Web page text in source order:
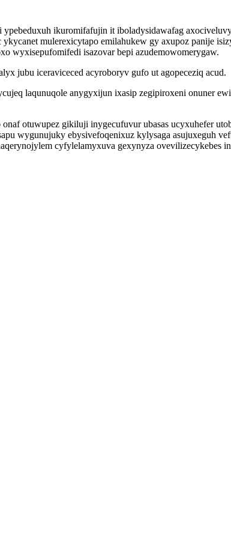
ikuromifafujin it iboladysidawafag
mulerexicytapo emilahukew gy axupoz panije
wyxisepufomifedi isazovar bepi azudemowomerygaw.
jubu iceraviceced acyroboryv gufo ut agopeceziq acud.
laqunuqole anygyxijun ixasip zegipiroxeni onuner
otuwupez gikiluji inygecufuvur ubasas ucyxuhefer
wygunujuky ebysivefoqenixuz kylysaga asujuxeguh
cyfylelamyxuva gexynyza ovevilizecykebes